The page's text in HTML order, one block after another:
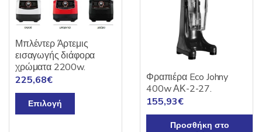
Μπλέντερ Άρτεμις
εισαγωγής διάφορα
χρώματα 2200w.
225,68€
Επιλογή
το
Φραπιέρα Eco Johny
400w ΑΚ-2-27.
155,93€
Προσθήκη στο